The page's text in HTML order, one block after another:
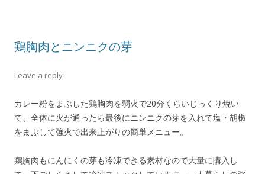
鶏胸肉とニンニクの芽
Leave a reply
カレー粉をまぶした鶏胸肉を弱火で20分くらいじっくり焼い
て、全体に火が通ったら最後にニンニクの芽を入れて塩・胡椒
をまぶして強火で出来上がりの簡単メニュー。
鶏胸肉もにんにくの芽も冷凍できる素材なので大量に購入し